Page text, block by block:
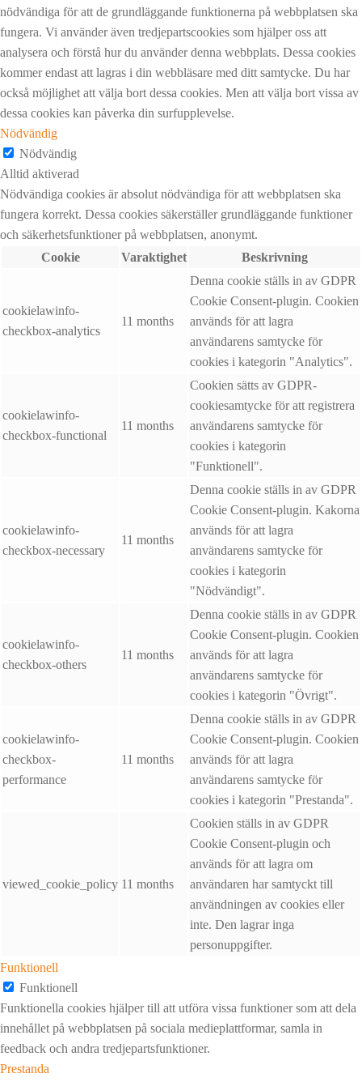
nödvändiga för att de grundläggande funktionerna på webbplatsen ska
fungera. Vi använder även tredjepartscookies som hjälper oss att
analysera och förstå hur du använder denna webbplats. Dessa cookies
kommer endast att lagras i din webbläsare med ditt samtycke. Du har
också möjlighet att välja bort dessa cookies. Men att välja bort vissa av
dessa cookies kan påverka din surfupplevelse.
Nödvändig
Nödvändig
Alltid aktiverad
Nödvändiga cookies är absolut nödvändiga för att webbplatsen ska
fungera korrekt. Dessa cookies säkerställer grundläggande funktioner
och säkerhetsfunktioner på webbplatsen, anonymt.
Cookie
Varaktighet Beskrivning
cookielawinfo-
checkbox-analytics
11 months
Denna cookie ställs in av GDPR
Cookie Consent-plugin. Cookien
används för att lagra
användarens samtycke för
cookies i kategorin "Analytics".
cookielawinfo-
checkbox-functional
11 months
Cookien sätts av GDPR-
cookiesamtycke för att registrera
användarens samtycke för
cookies i kategorin
"Funktionell".
cookielawinfo-
checkbox-necessary
11 months
Denna cookie ställs in av GDPR
Cookie Consent-plugin. Kakorna
används för att lagra
användarens samtycke för
cookies i kategorin
"Nödvändigt".
cookielawinfo-
checkbox-others
11 months
Denna cookie ställs in av GDPR
Cookie Consent-plugin. Cookien
används för att lagra
användarens samtycke för
cookies i kategorin "Övrigt".
cookielawinfo-
checkbox-
performance
11 months
Denna cookie ställs in av GDPR
Cookie Consent-plugin. Cookien
används för att lagra
användarens samtycke för
cookies i kategorin "Prestanda".
viewed_cookie_policy 11 months
Cookien ställs in av GDPR
Cookie Consent-plugin och
används för att lagra om
användaren har samtyckt till
användningen av cookies eller
inte. Den lagrar inga
personuppgifter.
Funktionell
Funktionell
Funktionella cookies hjälper till att utföra vissa funktioner som att dela
innehållet på webbplatsen på sociala medieplattformar, samla in
feedback och andra tredjepartsfunktioner.
Prestanda